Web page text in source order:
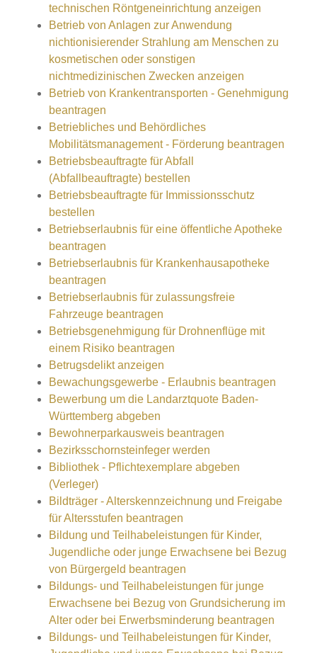
technischen Röntgeneinrichtung anzeigen
Betrieb von Anlagen zur Anwendung
nichtionisierender Strahlung am Menschen zu
kosmetischen oder sonstigen
nichtmedizinischen Zwecken anzeigen
Betrieb von Krankentransporten - Genehmigung
beantragen
Betriebliches und Behördliches
Mobilitätsmanagement - Förderung beantragen
Betriebsbeauftragte für Abfall
(Abfallbeauftragte) bestellen
Betriebsbeauftragte für Immissionsschutz
bestellen
Betriebserlaubnis für eine öffentliche Apotheke
beantragen
Betriebserlaubnis für Krankenhausapotheke
beantragen
Betriebserlaubnis für zulassungsfreie
Fahrzeuge beantragen
Betriebsgenehmigung für Drohnenflüge mit
einem Risiko beantragen
Betrugsdelikt anzeigen
Bewachungsgewerbe - Erlaubnis beantragen
Bewerbung um die Landarztquote Baden-
Württemberg abgeben
Bewohnerparkausweis beantragen
Bezirksschornsteinfeger werden
Bibliothek - Pflichtexemplare abgeben
(Verleger)
Bildträger - Alterskennzeichnung und Freigabe
für Altersstufen beantragen
Bildung und Teilhabeleistungen für Kinder,
Jugendliche oder junge Erwachsene bei Bezug
von Bürgergeld beantragen
Bildungs- und Teilhabeleistungen für junge
Erwachsene bei Bezug von Grundsicherung im
Alter oder bei Erwerbsminderung beantragen
Bildungs- und Teilhabeleistungen für Kinder,